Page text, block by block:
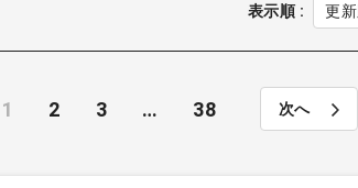
表示順
1 2 3 … 38 次へ